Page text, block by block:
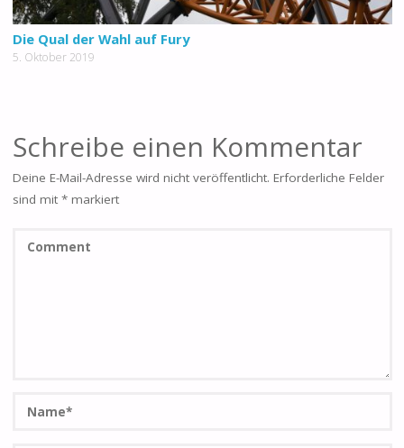
Die Qual der Wahl auf Fury
5. Oktober 2019
Schreibe einen Kommentar
Deine E-Mail-Adresse wird nicht veröffentlicht. Erforderliche Felder
sind mit *markiert